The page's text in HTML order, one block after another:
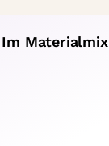
Materialmix